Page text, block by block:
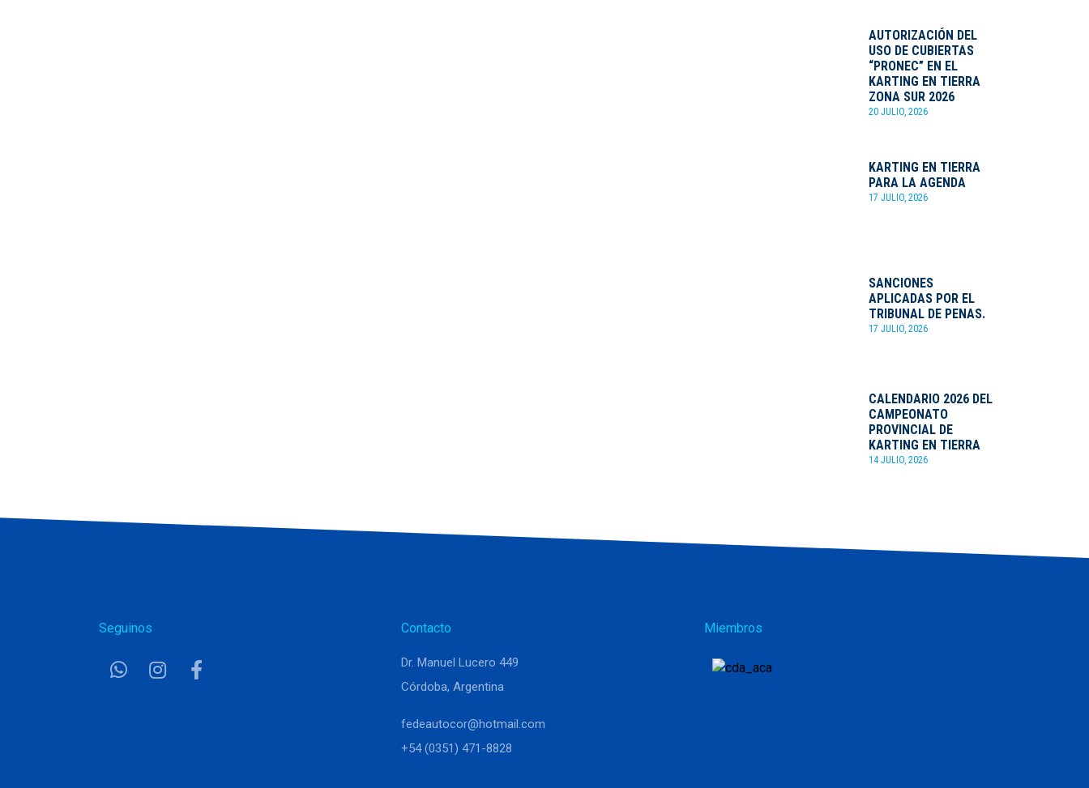
AUTORIZACIÓN DEL
USO DE CUBIERTAS
“PRONEC” EN EL
KARTING EN TIERRA
ZONA SUR 2026
20 JULIO, 2026
KARTING EN TIERRA
PARA LA AGENDA
17 JULIO, 2026
SANCIONES
APLICADAS POR EL
TRIBUNAL DE PENAS.
17 JULIO, 2026
CALENDARIO 2026 DEL
CAMPEONATO
PROVINCIAL DE
KARTING EN TIERRA
14 JULIO, 2026
Seguinos Contacto
Dr. Manuel Lucero 449
Córdoba, Argentina
fedeautocor@hotmail.com
+54 (0351) 471-8828
Miembros